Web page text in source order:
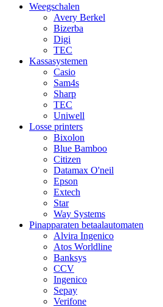
Weegschalen
Avery Berkel
Bizerba
Digi
TEC
Kassasystemen
Casio
Sam4s
Sharp
TEC
Uniwell
Losse printers
Bixolon
Blue Bamboo
Citizen
Datamax O'neil
Epson
Extech
Star
Way Systems
Pinapparaten betaalautomaten
Alvira Ingenico
Atos Worldline
Banksys
CCV
Ingenico
Sepay
Verifone